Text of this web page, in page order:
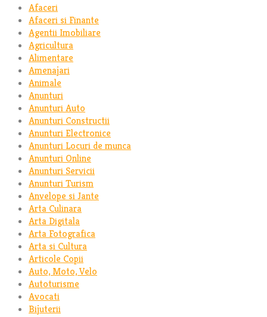
Afaceri
Afaceri si Finante
Agentii Imobiliare
Agricultura
Alimentare
Amenajari
Animale
Anunturi
Anunturi Auto
Anunturi Constructii
Anunturi Electronice
Anunturi Locuri de munca
Anunturi Online
Anunturi Servicii
Anunturi Turism
Anvelope si Jante
Arta Culinara
Arta Digitala
Arta Fotografica
Arta si Cultura
Articole Copii
Auto, Moto, Velo
Autoturisme
Avocati
Bijuterii